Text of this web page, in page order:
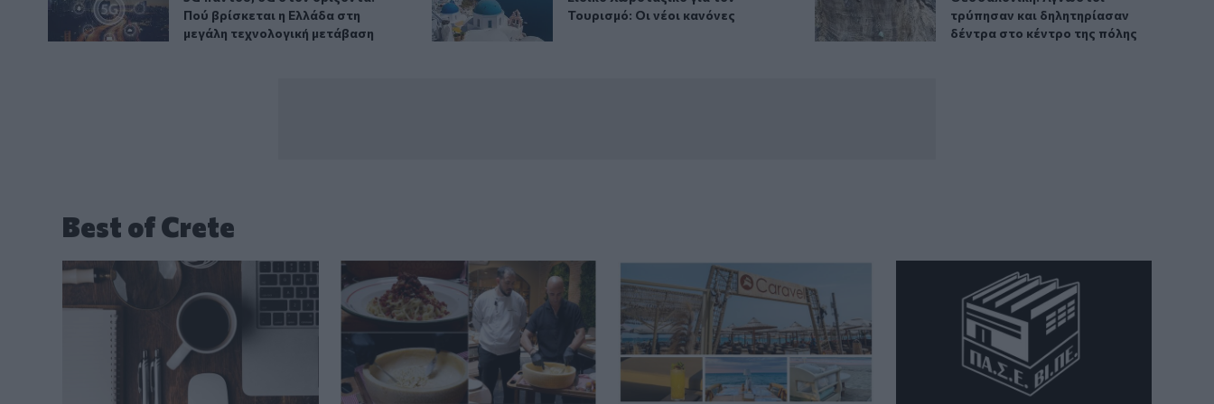
Πού βρίσκεται η Ελλάδα στη
μεγάλη τεχνολογική μετάβαση
Τουρισμό: Οι νέοι κανόνες
τρύπησαν και δηλητηρίασαν
δέντρα στο κέντρο της πόλης
Best of Crete